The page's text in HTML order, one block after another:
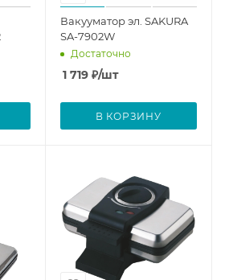
Вакууматор эл. SAKURA
SA-7902W
Достаточно
1 719₽/шт
В КОРЗИНУ